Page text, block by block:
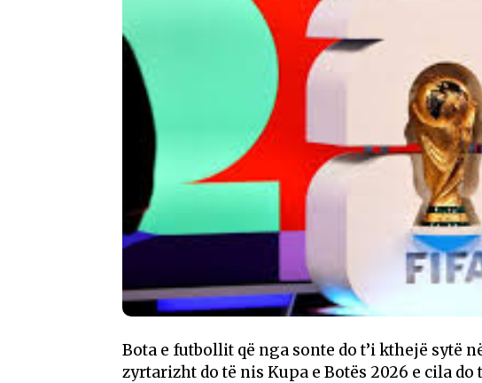
Bota e futbollit që nga sonte do t’i kthejë sytë
zyrtarizht do të nis Kupa e Botës 2026 e cila do